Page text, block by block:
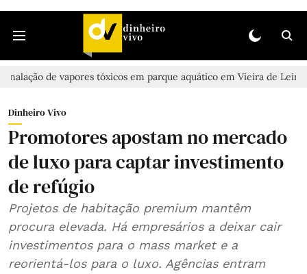
vapores tóxicos em parque aquático em Vieira de Leiria
Dinheiro Vivo
Promotores apostam no mercado
de luxo para captar investimento
de refúgio
Projetos de habitação premium mantêm
procura elevada. Há empresários a deixar cair
investimentos para o mass market e a
reorientá-los para o luxo. Agências entram